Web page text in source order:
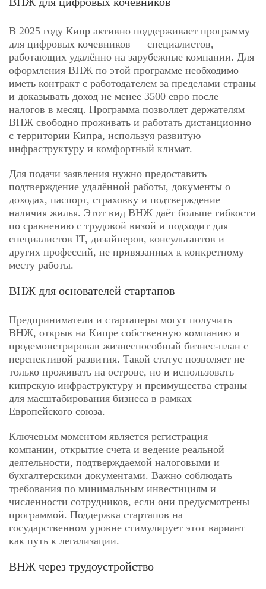
В 2025 году Кипр активно поддерживает программу
для цифровых кочевников — специалистов,
работающих удалённо на зарубежные компании. Для
оформления ВНЖ по этой программе необходимо
иметь контракт с работодателем за пределами страны
и доказывать доход не менее 3500 евро после
налогов в месяц. Программа позволяет держателям
ВНЖ свободно проживать и работать дистанционно
с территории Кипра, используя развитую
инфраструктуру и комфортный климат.
Для подачи заявления нужно предоставить
подтверждение удалённой работы, документы о
доходах, паспорт, страховку и подтверждение
наличия жилья. Этот вид ВНЖ даёт больше гибкости
по сравнению с трудовой визой и подходит для
специалистов IT, дизайнеров, консультантов и
других профессий, не привязанных к конкретному
месту работы.
ВНЖ для основателей стартапов
Предприниматели и стартаперы могут получить
ВНЖ, открыв на Кипре собственную компанию и
продемонстрировав жизнеспособный бизнес-план с
перспективой развития. Такой статус позволяет не
только проживать на острове, но и использовать
кипрскую инфраструктуру и преимущества страны
для масштабирования бизнеса в рамках
Европейского союза.
Ключевым моментом является регистрация
компании, открытие счета и ведение реальной
деятельности, подтверждаемой налоговыми и
бухгалтерскими документами. Важно соблюдать
требования по минимальным инвестициям и
численности сотрудников, если они предусмотрены
программой. Поддержка стартапов на
государственном уровне стимулирует этот вариант
как путь к легализации.
ВНЖ через трудоустройство